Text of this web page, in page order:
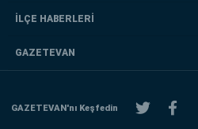
İLÇE HABERLERİ
GAZETEVAN
GAZETEVAN'nı Keşfedin